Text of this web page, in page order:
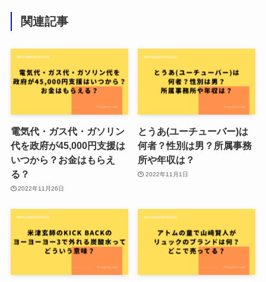
関連記事
電気代・ガス代・ガソリン
代を政府が45,000円支援は
いつから？お金はもらえ
る？
2022年11月26日
とうあ(ユーチューバー)は
何者？性別は男？所属事務
所や年収は？
2022年11月1日